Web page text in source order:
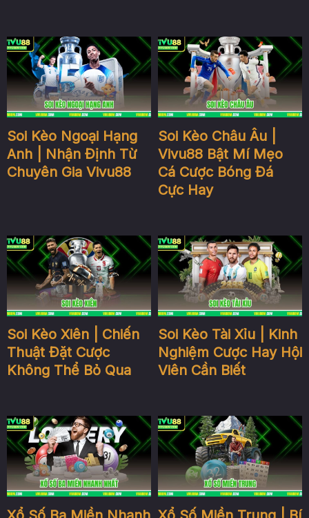
Soi Kèo Ngoại Hạng
Anh | Nhận Định Từ
Chuyên Gia Vivu88
Soi Kèo Châu Âu |
Vivu88 Bật Mí Mẹo
Cá Cược Bóng Đá
Cực Hay
Soi Kèo Xiên | Chiến
Thuật Đặt Cược
Không Thể Bỏ Qua
Soi Kèo Tài Xỉu | Kinh
Nghiệm Cược Hay Hội
Viên Cần Biết